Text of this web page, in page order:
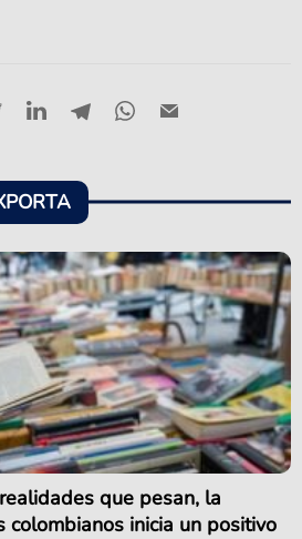
que pesan, la
colombianos inicia un positivo